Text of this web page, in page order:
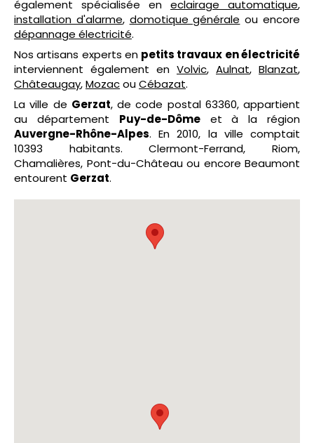
également spécialisée en eclairage automatique,
installation d'alarme, domotique générale ou encore
dépannage électricité.
Nos artisans experts en petits travaux en électricité
interviennent également en Volvic, Aulnat, Blanzat,
Châteaugay,MozacouCébazat.
La ville de Gerzat, de code postal 63360, appartient
au département Puy-de-Dômeet à la région
Auvergne-Rhône-Alpes. En 2010, la ville comptait
10393 habitants. Clermont-Ferrand, Riom,
Chamalières, Pont-du-Château ou encore Beaumont
entourent Gerzat.